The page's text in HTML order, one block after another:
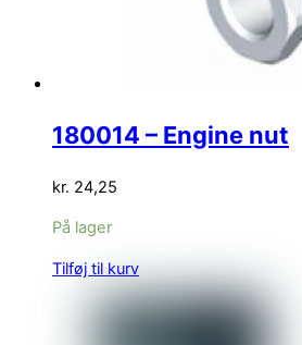
180014 – Engine nut
kr. 24,25
På lager
Tilføj til kurv